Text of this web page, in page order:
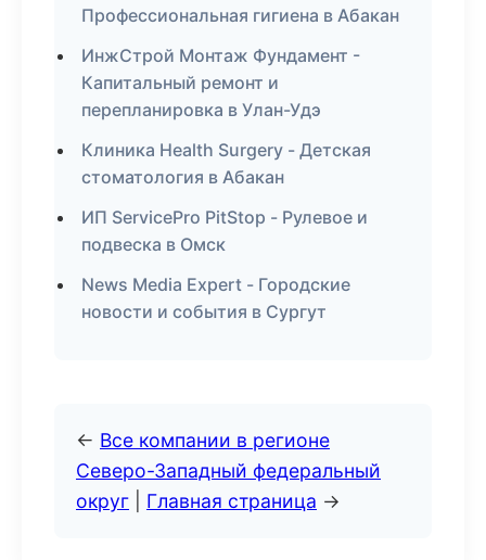
Профессиональная гигиена в Абакан
ИнжСтрой Монтаж Фундамент -
Капитальный ремонт и
перепланировка в Улан-Удэ
Клиника Health Surgery - Детская
стоматология в Абакан
ИП ServicePro PitStop - Рулевое и
подвеска в Омск
News Media Expert - Городские
новости и события в Сургут
← Все компании в регионе
Северо-Западный федеральный
округ
Главная страница →